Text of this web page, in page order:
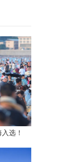
选！